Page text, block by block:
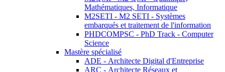
Mathématiques, Informatique
M2SETI - M2 SETI - Systèmes
embarqués et traitement de l'information
PHDCOMPSC - PhD Track - Computer
Science
Mastère spécialisé
ADE - Architecte Digital d'Entreprise
ARC - Architecte Réseaux et